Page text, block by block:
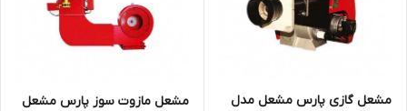
مشعل گازی پارس مشعل مدل
مشعل مازوت سوز پارس مشعل